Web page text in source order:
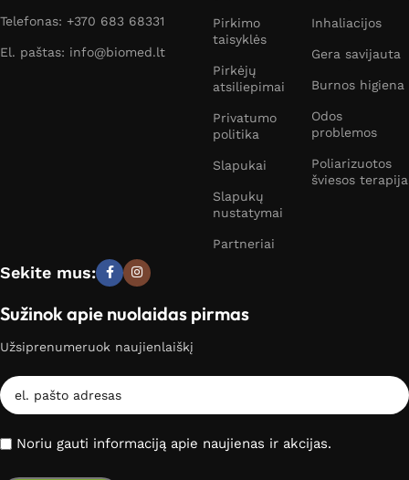
Telefonas: +370 683 68331
El. paštas: info@biomed.lt
Pirkimo
taisyklės
Pirkėjų
atsiliepimai
Privatumo
politika
Slapukai
Slapukų
nustatymai
Partneriai
Inhaliacijos
Gera savijauta
Burnos higiena
Odos
problemos
Poliarizuotos
šviesos terapija
Sekite mus:
Sužinok apie nuolaidas pirmas
Užsiprenumeruok naujienlaiškį
Noriu gauti informaciją apie naujienas ir akcijas.